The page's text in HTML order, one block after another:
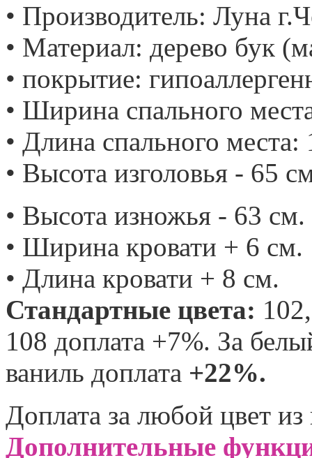
• Производитель: Луна
• Материал: дерево бук
• покрытие:
• Ширина спального
• Длина спального
• Высота изголовья - 65
• Высота изножья - 63 см.
• Ширина кровати + 6 см.
• Длина кровати + 8 см.
Стандартные цвета:
108 доплата +7%. За
ваниль доплата +22%.
Доплата за любой цвет
Дополнительные